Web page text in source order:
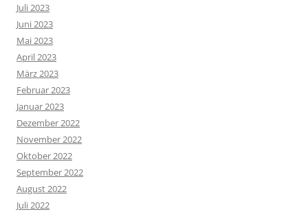
Juli 2023
Juni 2023
Mai 2023
April 2023
März 2023
Februar 2023
Januar 2023
Dezember 2022
November 2022
Oktober 2022
September 2022
August 2022
Juli 2022